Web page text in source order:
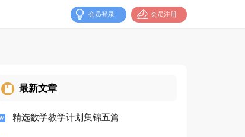
会员登录 会员注册
最新文章
精选数学教学计划集锦五篇